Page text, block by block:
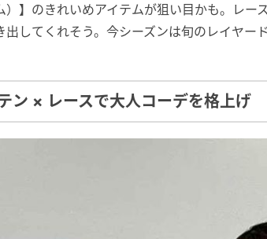
）】のきれいめアイテムが狙い目かも。レ
出してくれそう。今シーズンは旬のレイヤー
ン × レースで大人コーデを格上げ